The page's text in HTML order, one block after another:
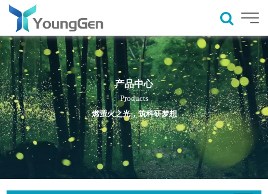
产品中心
Products
燃萤火之光，筑科研梦想